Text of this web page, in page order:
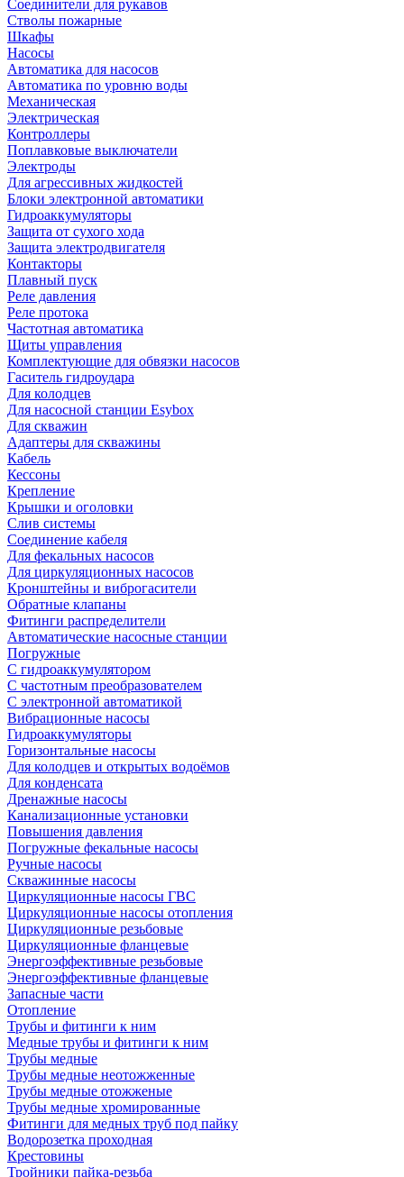
Соединители для рукавов
Стволы пожарные
Шкафы
Насосы
Автоматика для насосов
Автоматика по уровню воды
Механическая
Электрическая
Контроллеры
Поплавковые выключатели
Электроды
Для агрессивных жидкостей
Блоки электронной автоматики
Гидроаккумуляторы
Защита от сухого хода
Защита электродвигателя
Контакторы
Плавный пуск
Реле давления
Реле протока
Частотная автоматика
Щиты управления
Комплектующие для обвязки насосов
Гаситель гидроудара
Для колодцев
Для насосной станции Esybox
Для скважин
Адаптеры для скважины
Кабель
Кессоны
Крепление
Крышки и оголовки
Слив системы
Соединение кабеля
Для фекальных насосов
Для циркуляционных насосов
Кронштейны и виброгасители
Обратные клапаны
Фитинги распределители
Автоматические насосные станции
Погружные
С гидроаккумулятором
С частотным преобразователем
С электронной автоматикой
Вибрационные насосы
Гидроаккумуляторы
Горизонтальные насосы
Для колодцев и открытых водоёмов
Для конденсата
Дренажные насосы
Канализационные установки
Повышения давления
Погружные фекальные насосы
Ручные насосы
Скважинные насосы
Циркуляционные насосы ГВС
Циркуляционные насосы отопления
Циркуляционные резьбовые
Циркуляционные фланцевые
Энергоэффективные резьбовые
Энергоэффективные фланцевые
Запасные части
Отопление
Трубы и фитинги к ним
Медные трубы и фитинги к ним
Трубы медные
Трубы медные неотожженные
Трубы медные отожженые
Трубы медные хромированные
Фитинги для медных труб под пайку
Водорозетка проходная
Крестовины
Тройники пайка-резьба